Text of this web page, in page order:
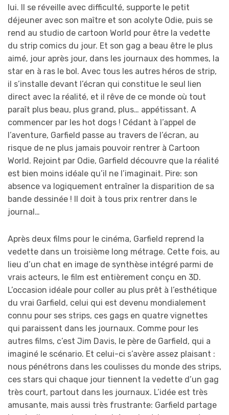
lui. Il se réveille avec difficulté, supporte le petit
déjeuner avec son maître et son acolyte Odie, puis se
rend au studio de cartoon World pour être la vedette
du strip comics du jour. Et son gag a beau être le plus
aimé, jour après jour, dans les journaux des hommes, la
star en à ras le bol. Avec tous les autres héros de strip,
il s’installe devant l’écran qui constitue le seul lien
direct avec la réalité, et il rêve de ce monde où tout
paraît plus beau, plus grand, plus… appétissant. A
commencer par les hot dogs ! Cédant à l’appel de
l’aventure, Garfield passe au travers de l’écran, au
risque de ne plus jamais pouvoir rentrer à Cartoon
World. Rejoint par Odie, Garfield découvre que la réalité
est bien moins idéale qu’il ne l’imaginait. Pire: son
absence va logiquement entraîner la disparition de sa
bande dessinée ! Il doit à tous prix rentrer dans le
journal…
Après deux films pour le cinéma, Garfield reprend la
vedette dans un troisième long métrage. Cette fois, au
lieu d’un chat en image de synthèse intégré parmi de
vrais acteurs, le film est entièrement conçu en 3D.
L’occasion idéale pour coller au plus prêt à l’esthétique
du vrai Garfield, celui qui est devenu mondialement
connu pour ses strips, ces gags en quatre vignettes
qui paraissent dans les journaux. Comme pour les
autres films, c’est Jim Davis, le père de Garfield, qui a
imaginé le scénario. Et celui-ci s’avère assez plaisant :
nous pénétrons dans les coulisses du monde des strips,
ces stars qui chaque jour tiennent la vedette d’un gag
très court, partout dans les journaux. L’idée est très
amusante, mais aussi très frustrante: Garfield partage